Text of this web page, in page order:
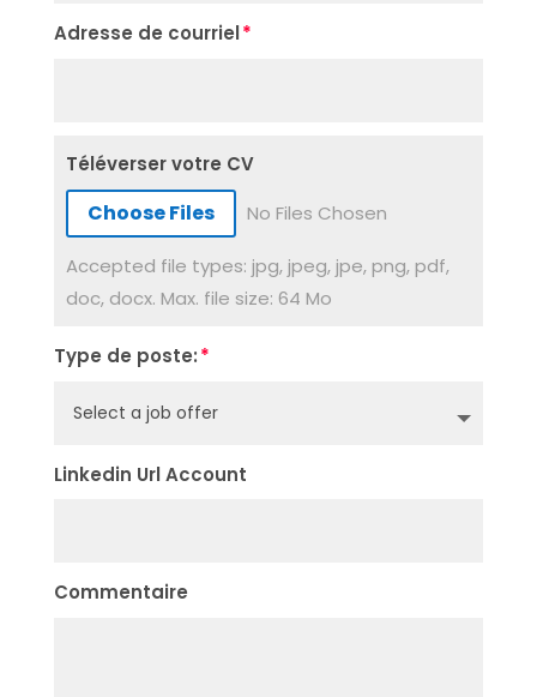
Adresse de courriel
Téléverser votre CV
File Input
Choose Files No Files Chosen
Accepted file types: jpg, jpeg, jpe, png, pdf,
doc, docx. Max. file size: 64 Mo
Type de poste:
Linkedin Url Account
Commentaire